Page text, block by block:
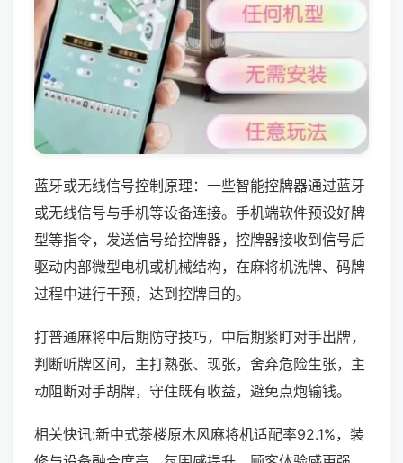
蓝牙或无线信号控制原理：一些智能控牌器通过蓝牙
或无线信号与手机等设备连接。手机端软件预设好牌
型等指令，发送信号给控牌器，控牌器接收到信号后
驱动内部微型电机或机械结构，在麻将机洗牌、码牌
过程中进行干预，达到控牌目的。
打普通麻将中后期防守技巧，中后期紧盯对手出牌，
判断听牌区间，主打熟张、现张，舍弃危险生张，主
动阻断对手胡牌，守住既有收益，避免点炮输钱。
相关快讯:新中式茶楼原木风麻将机适配率92.1%，装